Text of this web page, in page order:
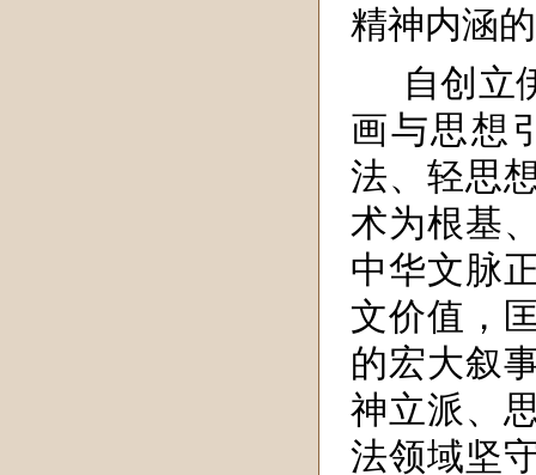
精神内涵
自创立
画与思想
法、轻思
术为根基
中华文脉
文价值，
的宏大叙
神立派、
法领域坚